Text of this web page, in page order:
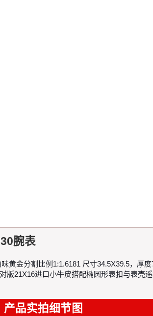
腕表
黄金分割比例1:1.6181 尺寸34.5X39.5，厚
21X16进口小牛皮搭配椭圆形表扣与表壳
产品实拍细节图